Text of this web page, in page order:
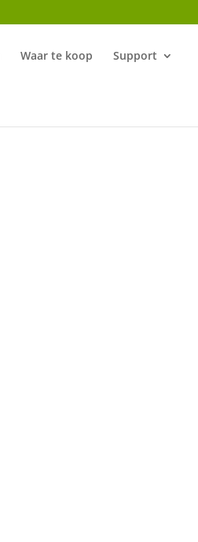
Waar te koop Support